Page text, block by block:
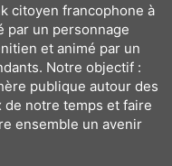
citoyen francophone à
par un personnage
et animé par un
Notre objectif :
publique autour des
de notre temps et faire
ensemble un avenir